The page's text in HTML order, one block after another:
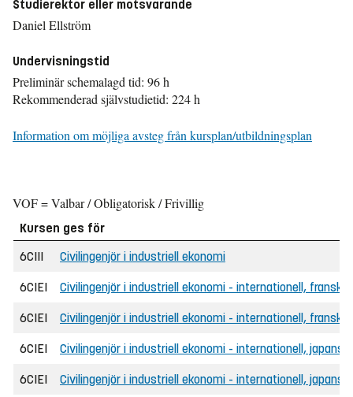
Studierektor eller motsvarande
Daniel Ellström
Undervisningstid
Preliminär schemalagd tid: 96 h
Rekommenderad självstudietid: 224 h
Information om möjliga avsteg från kursplan/utbildningsplan
VOF = Valbar / Obligatorisk / Frivillig
Kursen ges för
6CIII
Civilingenjör i industriell ekonomi
6CIEI Civilingenjör i industriell ekonomi - internationell, franska
6CIEI Civilingenjör i industriell ekonomi - internationell,
6CIEI Civilingenjör i industriell ekonomi - internationell,
6CIEI Civilingenjör i industriell ekonomi - internationell,